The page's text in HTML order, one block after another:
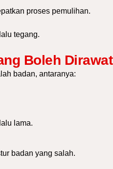
proses pemulihan.
tegang.
Boleh Dirawat
badan, antaranya:
lama.
badan yang salah.